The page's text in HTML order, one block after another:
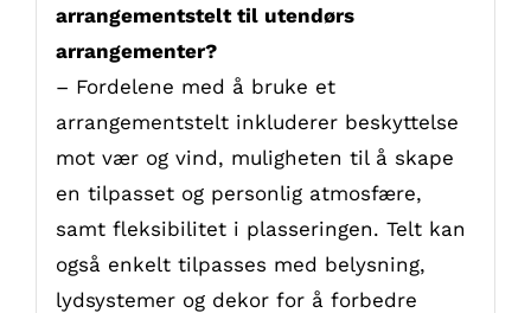
arrangementstelt til utendørs
arrangementer?
– Fordelene med å bruke et
arrangementstelt inkluderer beskyttelse
mot vær og vind, muligheten til å skape
en tilpasset og personlig atmosfære,
samt fleksibilitet i plasseringen. Telt kan
også enkelt tilpasses med belysning,
lydsystemer og dekor for å forbedre